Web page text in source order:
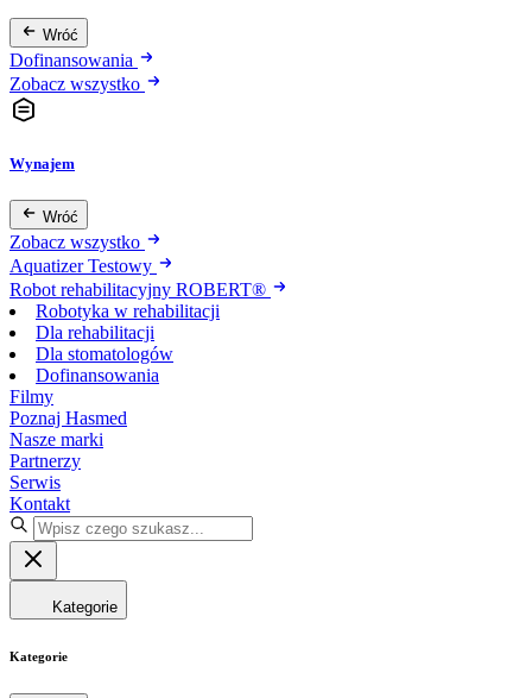
Wróć
Dofinansowania
Zobacz wszystko
Wynajem
Wróć
Zobacz wszystko
Aquatizer Testowy
Robot rehabilitacyjny ROBERT®
Robotyka w rehabilitacji
Dla rehabilitacji
Dla stomatologów
Dofinansowania
Filmy
Poznaj Hasmed
Nasze marki
Partnerzy
Serwis
Kontakt
Kategorie
Kategorie